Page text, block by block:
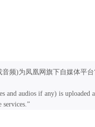
频)为凤凰网旗下自媒体平
and audios if any) is uploaded
services.”